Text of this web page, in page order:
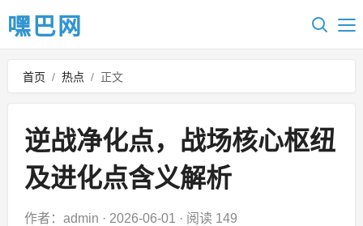
嘿巴网
首页 / 热点 / 正文
逆战净化点，战场核心枢纽
及进化点含义解析
作者：admin · 2026-06-01 · 阅读 149